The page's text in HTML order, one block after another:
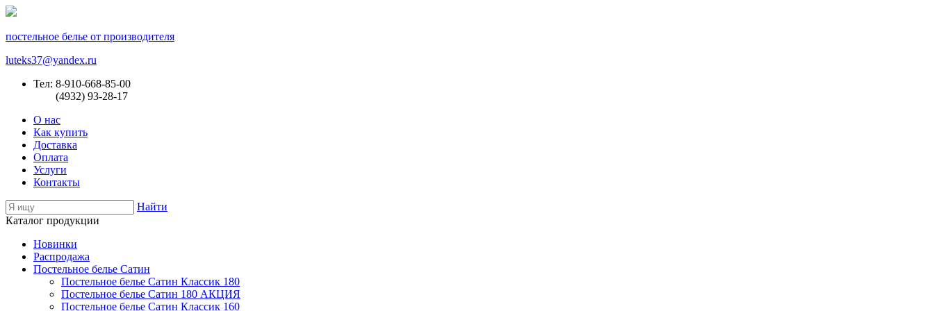
постельное белье от производителя
luteks37@yandex.ru
Тел: 8-910-668-85-00
(4932) 93-28-17
О нас
Как купить
Доставка
Оплата
Услуги
Контакты
Найти
Каталог продукции
Новинки
Распродажа
Постельное белье Сатин
Постельное белье Сатин Классик 180
Постельное белье Сатин 180 АКЦИЯ
Постельное белье Сатин Классик 160